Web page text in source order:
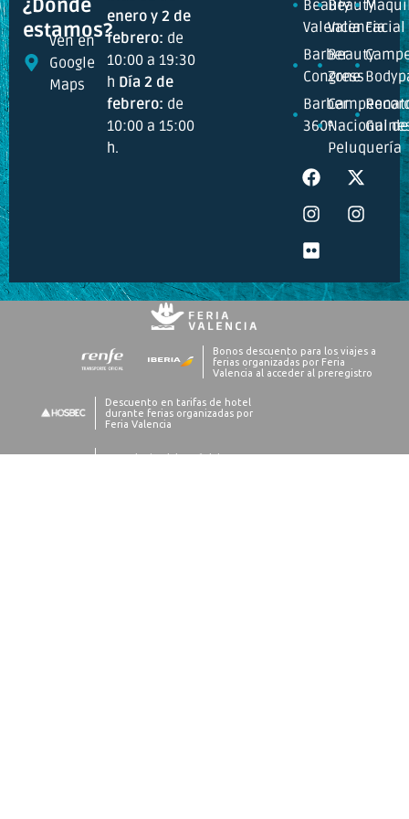
¿Dónde
estamos?
Ven en
Google
Maps
enero y 2 de
febrero: de
10:00 a 19:30
h Día 2 de
febrero: de
10:00 a 15:00
h.
Beauty
Valencia
Barber
Congress
Barber
360º
Beauty
Valencia
Beauty
Zone
Nacional de
Peluquería
Facial